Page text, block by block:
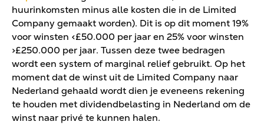
huurinkomsten minus alle kosten die in de Limited
Company gemaakt worden). Dit is op dit moment 19%
voor winsten <£50.000 per jaar en 25% voor winsten
>£250.000 per jaar. Tussen deze twee bedragen
wordt een system of marginal relief gebruikt. Op het
moment dat de winst uit de Limited Company naar
Nederland gehaald wordt dien je eveneens rekening
te houden met dividendbelasting in Nederland om de
winst naar privé te kunnen halen.